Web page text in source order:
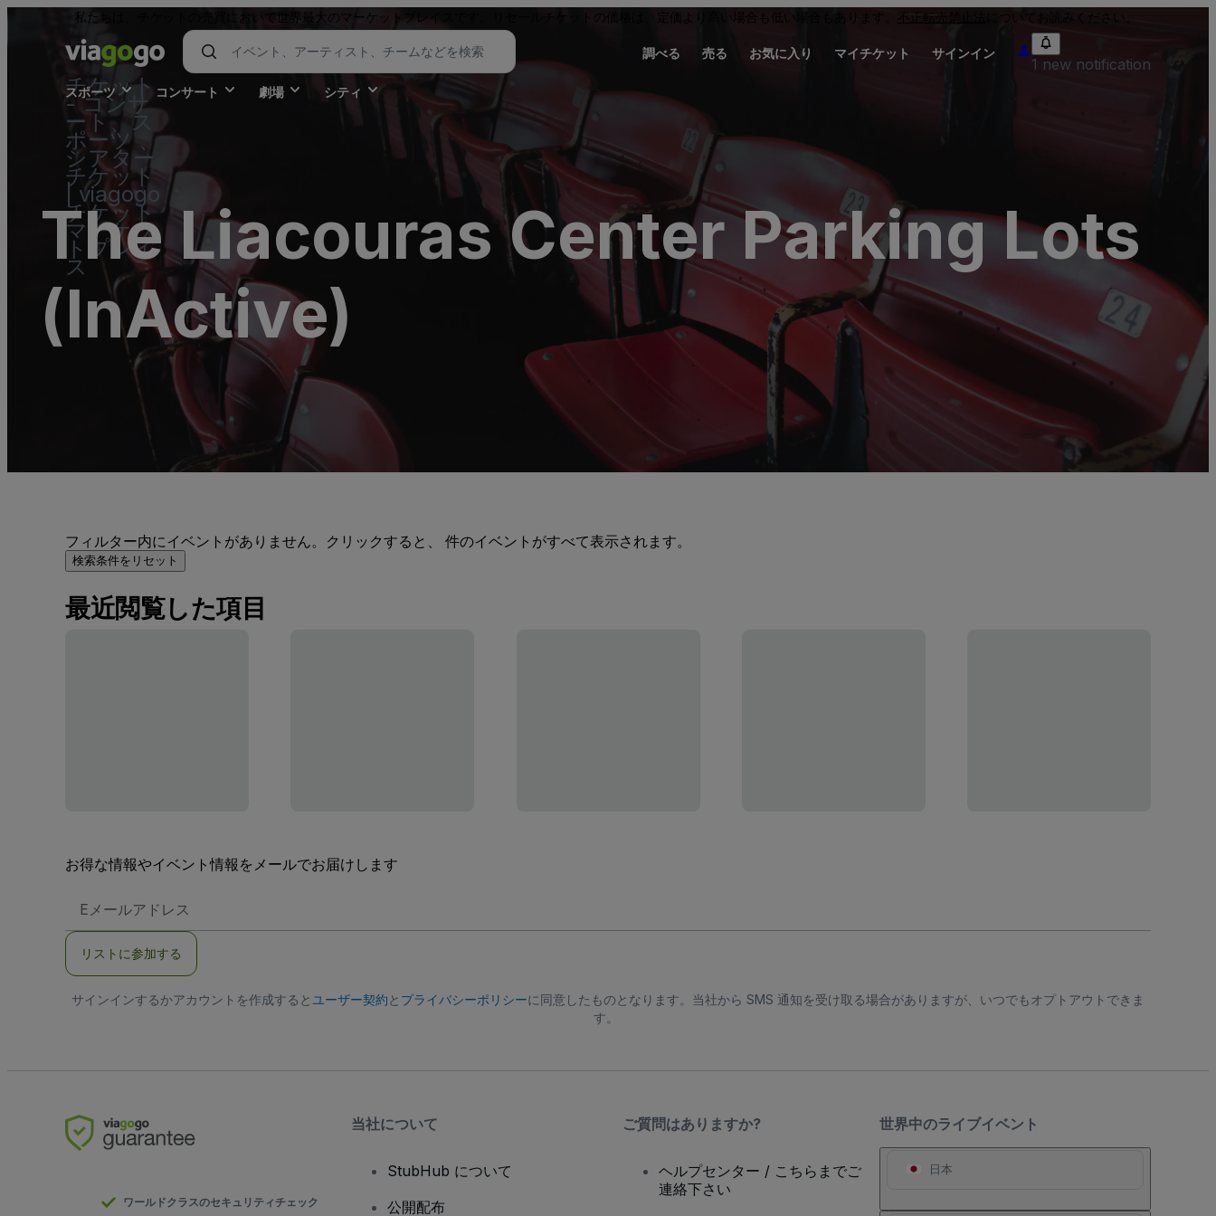
私たちは、チケットの売買において世界最大のマーケットプレイスです。リセールチケットの価格は、定価より高い場合も低い場合もあります。 不正転売禁止法 についてお読みください。
チケット
- コンサ
ート、ス
ポーツ 、
シアター
チケット
| viagogo
チケット
マーケッ
トプレイ
ス
調べる 売る お気に入り マイチケット サインイン
1 new notification
スポーツ コンサート 劇場 シティ
The Liacouras Center Parking Lots
(InActive)
フィルター内にイベントがありません。クリックすると、 件のイベントがすべて表示されます。
検索条件をリセット
最近閲覧した項目
お得な情報やイベント情報をメールでお届けします
メ
ア
ス
リストに参加する
サインインするかアカウントを作成すると ユーザー契約と プライバシーポリシーに同意したものとなります。当社から SMS 通知を受け取る場合がありますが、いつでもオプトアウトできま
す。
世界中のライブイベント
日本
ワールドクラスのセキュリティチェック
当社について
StubHub について
公開配布
ご質問はありますか?
ヘルプセンター / こちらまでご
連絡下さい